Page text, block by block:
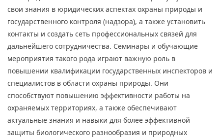
свои знания в юридических аспектах охраны природы и
государственного контроля (надзора), а также установить
контакты и создать сеть профессиональных связей для
дальнейшего сотрудничества. Семинары и обучающие
мероприятия такого рода играют важную роль в
повышении квалификации государственных инспекторов и
специалистов в области охраны природы. Они
способствуют повышению эффективности работы на
охраняемых территориях, а также обеспечивают
актуальные знания и навыки для более эффективной
защиты биологического разнообразия и природных